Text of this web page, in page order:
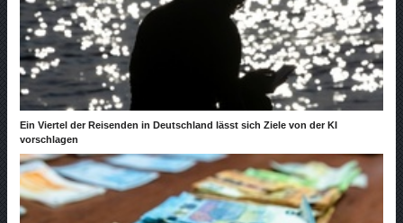
Ein Viertel der Reisenden in Deutschland lässt sich Ziele von der KI
vorschlagen